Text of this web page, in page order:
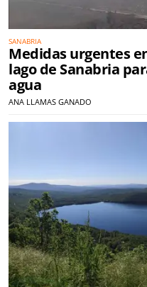
SANABRIA
Medidas urgentes
lago de Sanabria
agua
ANA LLAMAS GANADO